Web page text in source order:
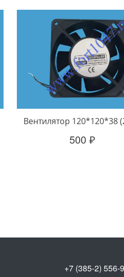
Вентилятор 120*120*38
500 ₽
+7 (385-2)